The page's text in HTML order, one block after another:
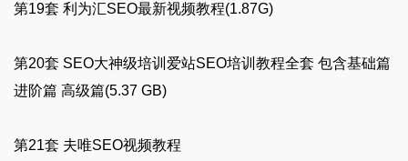
第19套 利为汇SEO最新视频教程(1.87G)
第20套 SEO大神级培训爱站SEO培训教程全套 包含基础篇
进阶篇 高级篇(5.37 GB)
第21套 夫唯SEO视频教程